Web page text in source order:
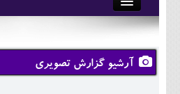
آرشیو
تماس با ما
وبلاگ
آرشیو گزارش تصویری